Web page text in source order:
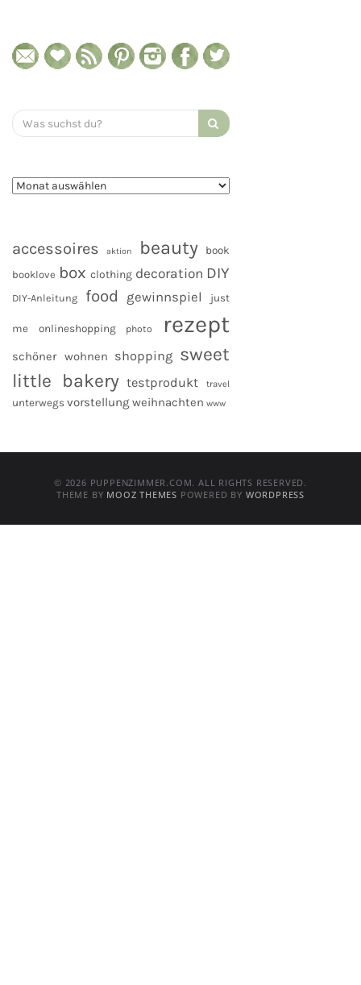
Search
for:
accessoires aktion beauty
book
booklove box clothing decoration DIY
DIY-Anleitung food gewinnspiel just
me onlineshopping photo rezept
schöner wohnen shopping sweet
little bakery testprodukt travel
unterwegs vorstellung weihnachten www
© 2026 PUPPENZIMMER.COM. ALL RIGHTS RESERVED.
THEME BY MOOZ THEMES POWERED BY WORDPRESS